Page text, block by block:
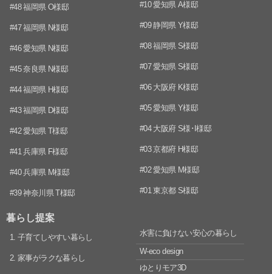
#48 福岡県 O様邸
#47 福岡県 N様邸
#46 愛知県 N様邸
#45 奈良県 N様邸
#44 福岡県 H様邸
#43 福岡県 D様邸
#42 愛知県 T様邸
#41 兵庫県 F様邸
#40 兵庫県 M様邸
#39 神奈川県 T様邸
#10 愛知県 A様邸
#09 静岡県 Y様邸
#08 福岡県 S様邸
#07 愛知県 S様邸
#06 大阪府 K様邸
#05 愛知県 Y様邸
#04 大阪府 S様･I様邸
#03 京都府 H様邸
#02 愛知県 M様邸
#01 東京都 S様邸
暮らし提案
1. 子育てしやすい暮らし
2. 家事がラクな暮らし
水害に負けない安心の暮らし
W-eco design
ゆとりモア3D